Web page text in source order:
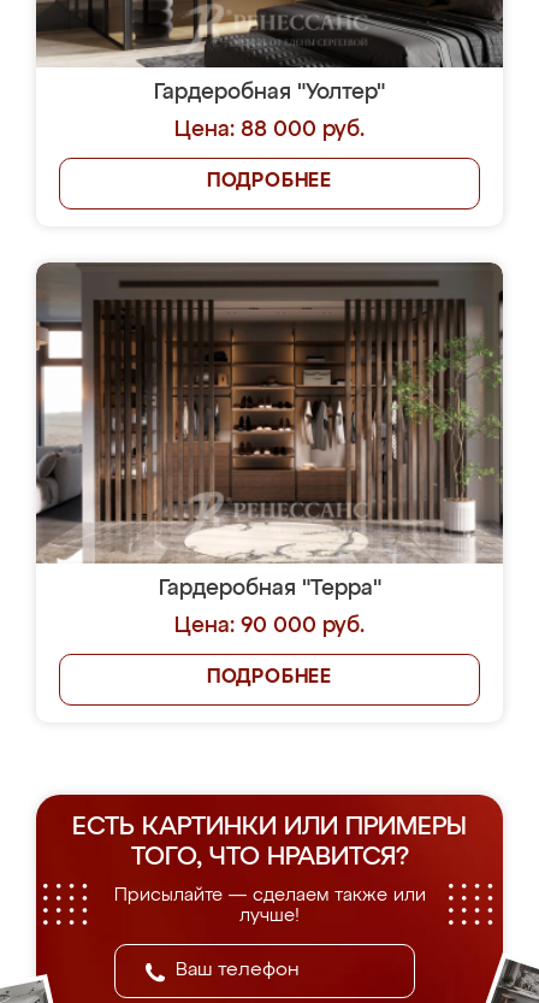
Гардеробная "Уолтер"
Цена: 88 000 руб.
ПОДРОБНЕЕ
Гардеробная "Терра"
Цена: 90 000 руб.
ПОДРОБНЕЕ
ЕСТЬ КАРТИНКИ ИЛИ ПРИМЕРЫ
ТОГО, ЧТО НРАВИТСЯ?
Присылайте — сделаем также или
лучше!